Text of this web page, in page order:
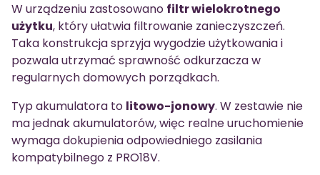
W urządzeniu zastosowano filtr wielokrotnego
użytku, który ułatwia filtrowanie zanieczyszczeń.
Taka konstrukcja sprzyja wygodzie użytkowania i
pozwala utrzymać sprawność odkurzacza w
regularnych domowych porządkach.
Typ akumulatora to litowo-jonowy. W zestawie nie
ma jednak akumulatorów, więc realne uruchomienie
wymaga dokupienia odpowiedniego zasilania
kompatybilnego z PRO18V.